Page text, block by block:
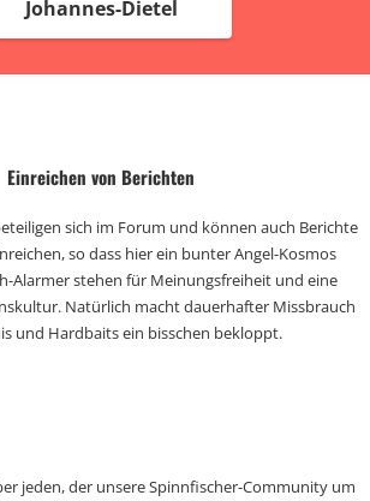
Johannes-Dietel
Einreichen von Berichten
sich im Forum und können auch Berichte
so dass hier ein bunter Angel-Kosmos
Alarmer stehen für Meinungsfreiheit und eine
Natürlich macht dauerhafter Missbrauch
und Hardbaits ein bisschen bekloppt.
jeden, der unsere Spinnfischer-Community um